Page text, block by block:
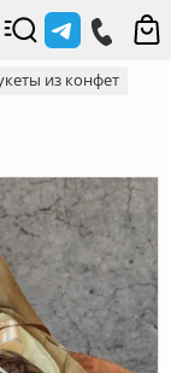
из конфет